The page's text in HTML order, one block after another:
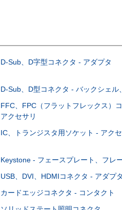
D-Sub、D字型コネクタ - アダプタ
D-Sub、D型コネクタ - バックシェル
FFC、FPC（フラットフレックス）
アクセサリ
IC、トランジスタ用ソケット - アク
Keystone - フェースプレート、フレ
USB、DVI、HDMIコネクタ - アダプタ
カードエッジコネクタ - コンタクト